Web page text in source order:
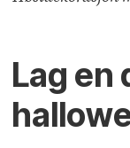
Lag en